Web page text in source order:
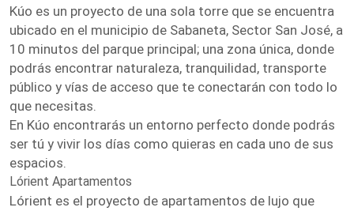
Kúo es un proyecto de una sola torre que se encuentra
ubicado en el municipio de Sabaneta, Sector San José, a
10 minutos del parque principal; una zona única, donde
podrás encontrar naturaleza, tranquilidad, transporte
público y vías de acceso que te conectarán con todo lo
que necesitas.
En Kúo encontrarás un entorno perfecto donde podrás
ser tú y vivir los días como quieras en cada uno de sus
espacios.
Lórient Apartamentos
Lórient es el proyecto de apartamentos de lujo que